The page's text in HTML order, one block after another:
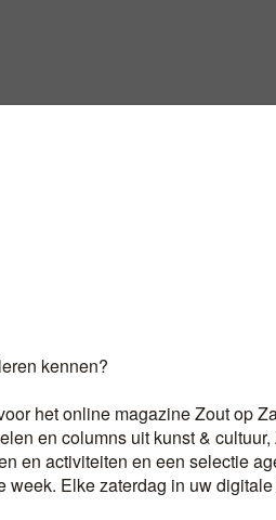
een écht origineel boek
zou je de standaard
signeersessie. “Het was
Log inals u al abonnee bent.
maand ontvangt u het